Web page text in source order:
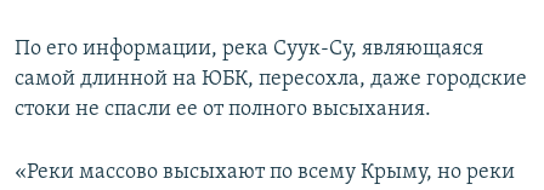
По его информации, река Суук-Су, являющаяся
самой длинной на ЮБК, пересохла, даже городские
стоки не спасли ее от полного высыхания.
«Реки массово высыхают по всему Крыму, но реки